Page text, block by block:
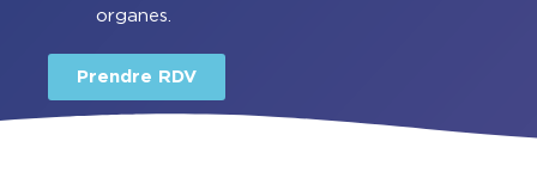
organes.
Prendre RDV